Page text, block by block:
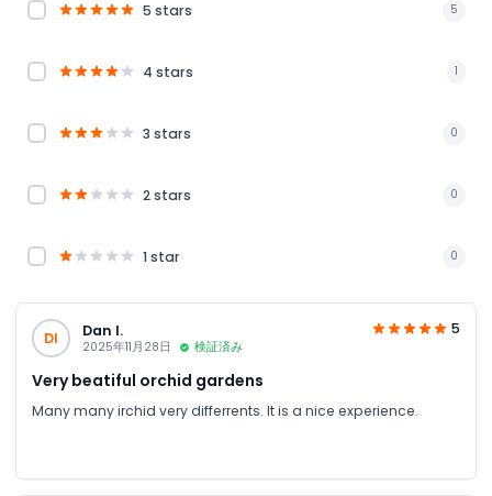
5 stars 5
4 stars 1
3 stars 0
2 stars 0
1 star 0
DI Dan I.
2025年11月28日 検証済み
5
Very beatiful orchid gardens
Many many irchid very differrents. It is a nice experience.